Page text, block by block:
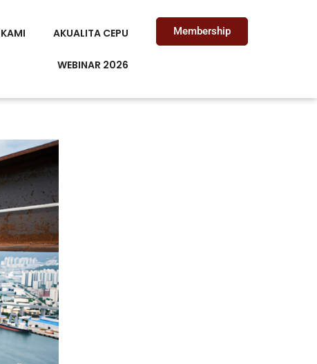
AKUALITA CEPU
WEBINAR 2026
Membership